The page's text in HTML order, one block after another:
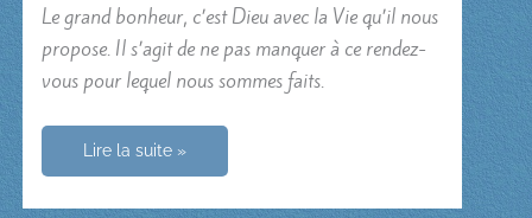
Le grand bonheur, c’est Dieu avec la Vie qu’il nous
propose. Il s’agit de ne pas manquer à ce rendez-
vous pour lequel nous sommes faits.
Si
hasard
bonheur
Lire la suite »